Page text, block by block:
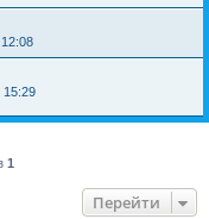
15:29
1
Перейти